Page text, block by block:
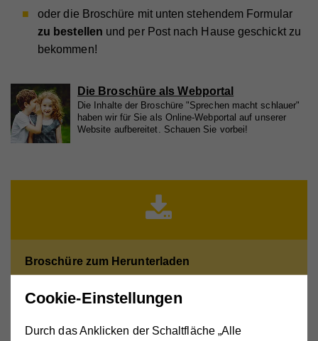
oder die Broschüre mit unten stehendem Formular
zu bestellen und per Post nach Hause geschickt zu
bekommen!
Die Broschüre als Webportal
Die Inhalte der Broschüre "Sprechen macht schlauer"
haben wir für Sie als Online-Webportal auf unserer
Website aufbereitet. Schauen Sie vorbei!
Broschüre zum Herunterladen
Cookie-Einstellungen
Durch das Anklicken der Schaltfläche „Alle